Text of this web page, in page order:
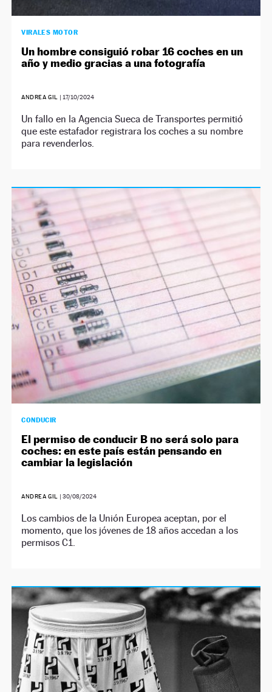
VIRALES MOTOR
Un hombre consiguió robar 16 coches en un
año y medio gracias a una fotografía
ANDREA GIL | 17/10/2024
Un fallo en la Agencia Sueca de Transportes permitió
que este estafador registrara los coches a su nombre
para revenderlos.
CONDUCIR
El permiso de conducir B no será solo para
coches: en este país están pensando en
cambiar la legislación
ANDREA GIL | 30/08/2024
Los cambios de la Unión Europea aceptan, por el
momento, que los jóvenes de 18 años accedan a los
permisos C1.